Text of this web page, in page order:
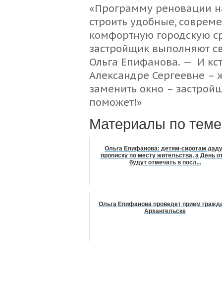
«Программу реновации
строить удобные,
комфортную городскую
застройщик выполняют
Ольга Епифанова. — И
Александре Сергеевне –
заменить окно –
поможет!»
Материалы по
Ольга Епифанова: детям-сиротам
прописку по месту жительства, а День
будут отмечать в посл...
Ольга Епифанова проведет прием
Архангельске